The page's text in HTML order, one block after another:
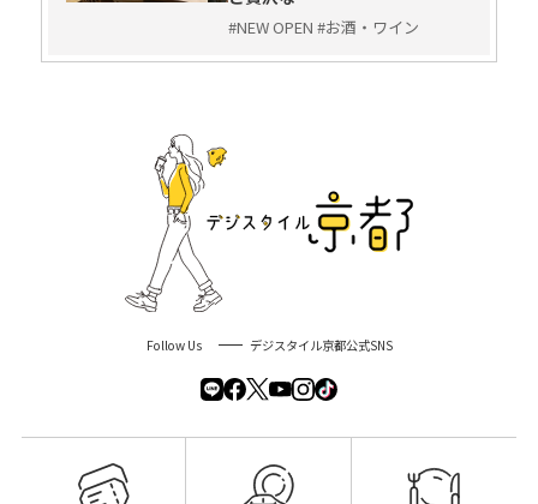
#NEW OPEN #お酒・ワイン
Follow Us デジスタイル京都公式SNS